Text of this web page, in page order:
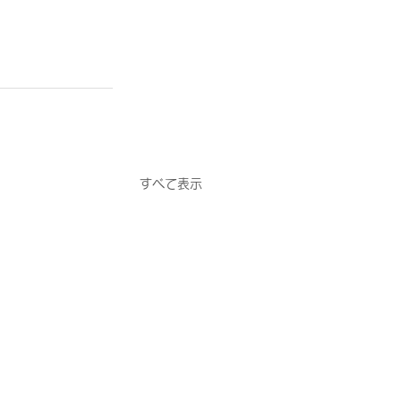
すべて表示